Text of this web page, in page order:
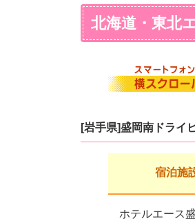
北海道・東北
[岩手県]盛岡南ドライ
宿泊施
ホテルエース